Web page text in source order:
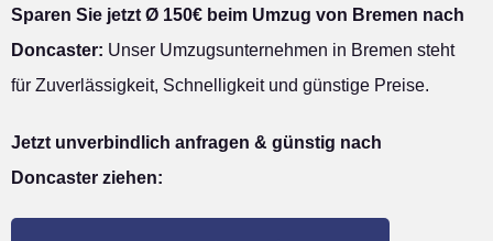
Sparen Sie jetzt Ø 150€ beim Umzug von Bremen nach
Doncaster: Unser Umzugsunternehmen in Bremen steht
für Zuverlässigkeit, Schnelligkeit und günstige Preise.
Jetzt unverbindlich anfragen & günstig nach
Doncaster ziehen: